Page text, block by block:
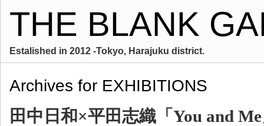
THE BLANK
Estalished in 2012 -Tokyo, Harajuku district.
Archives for EXHIBITIONS
田中日和×平田志織「You and